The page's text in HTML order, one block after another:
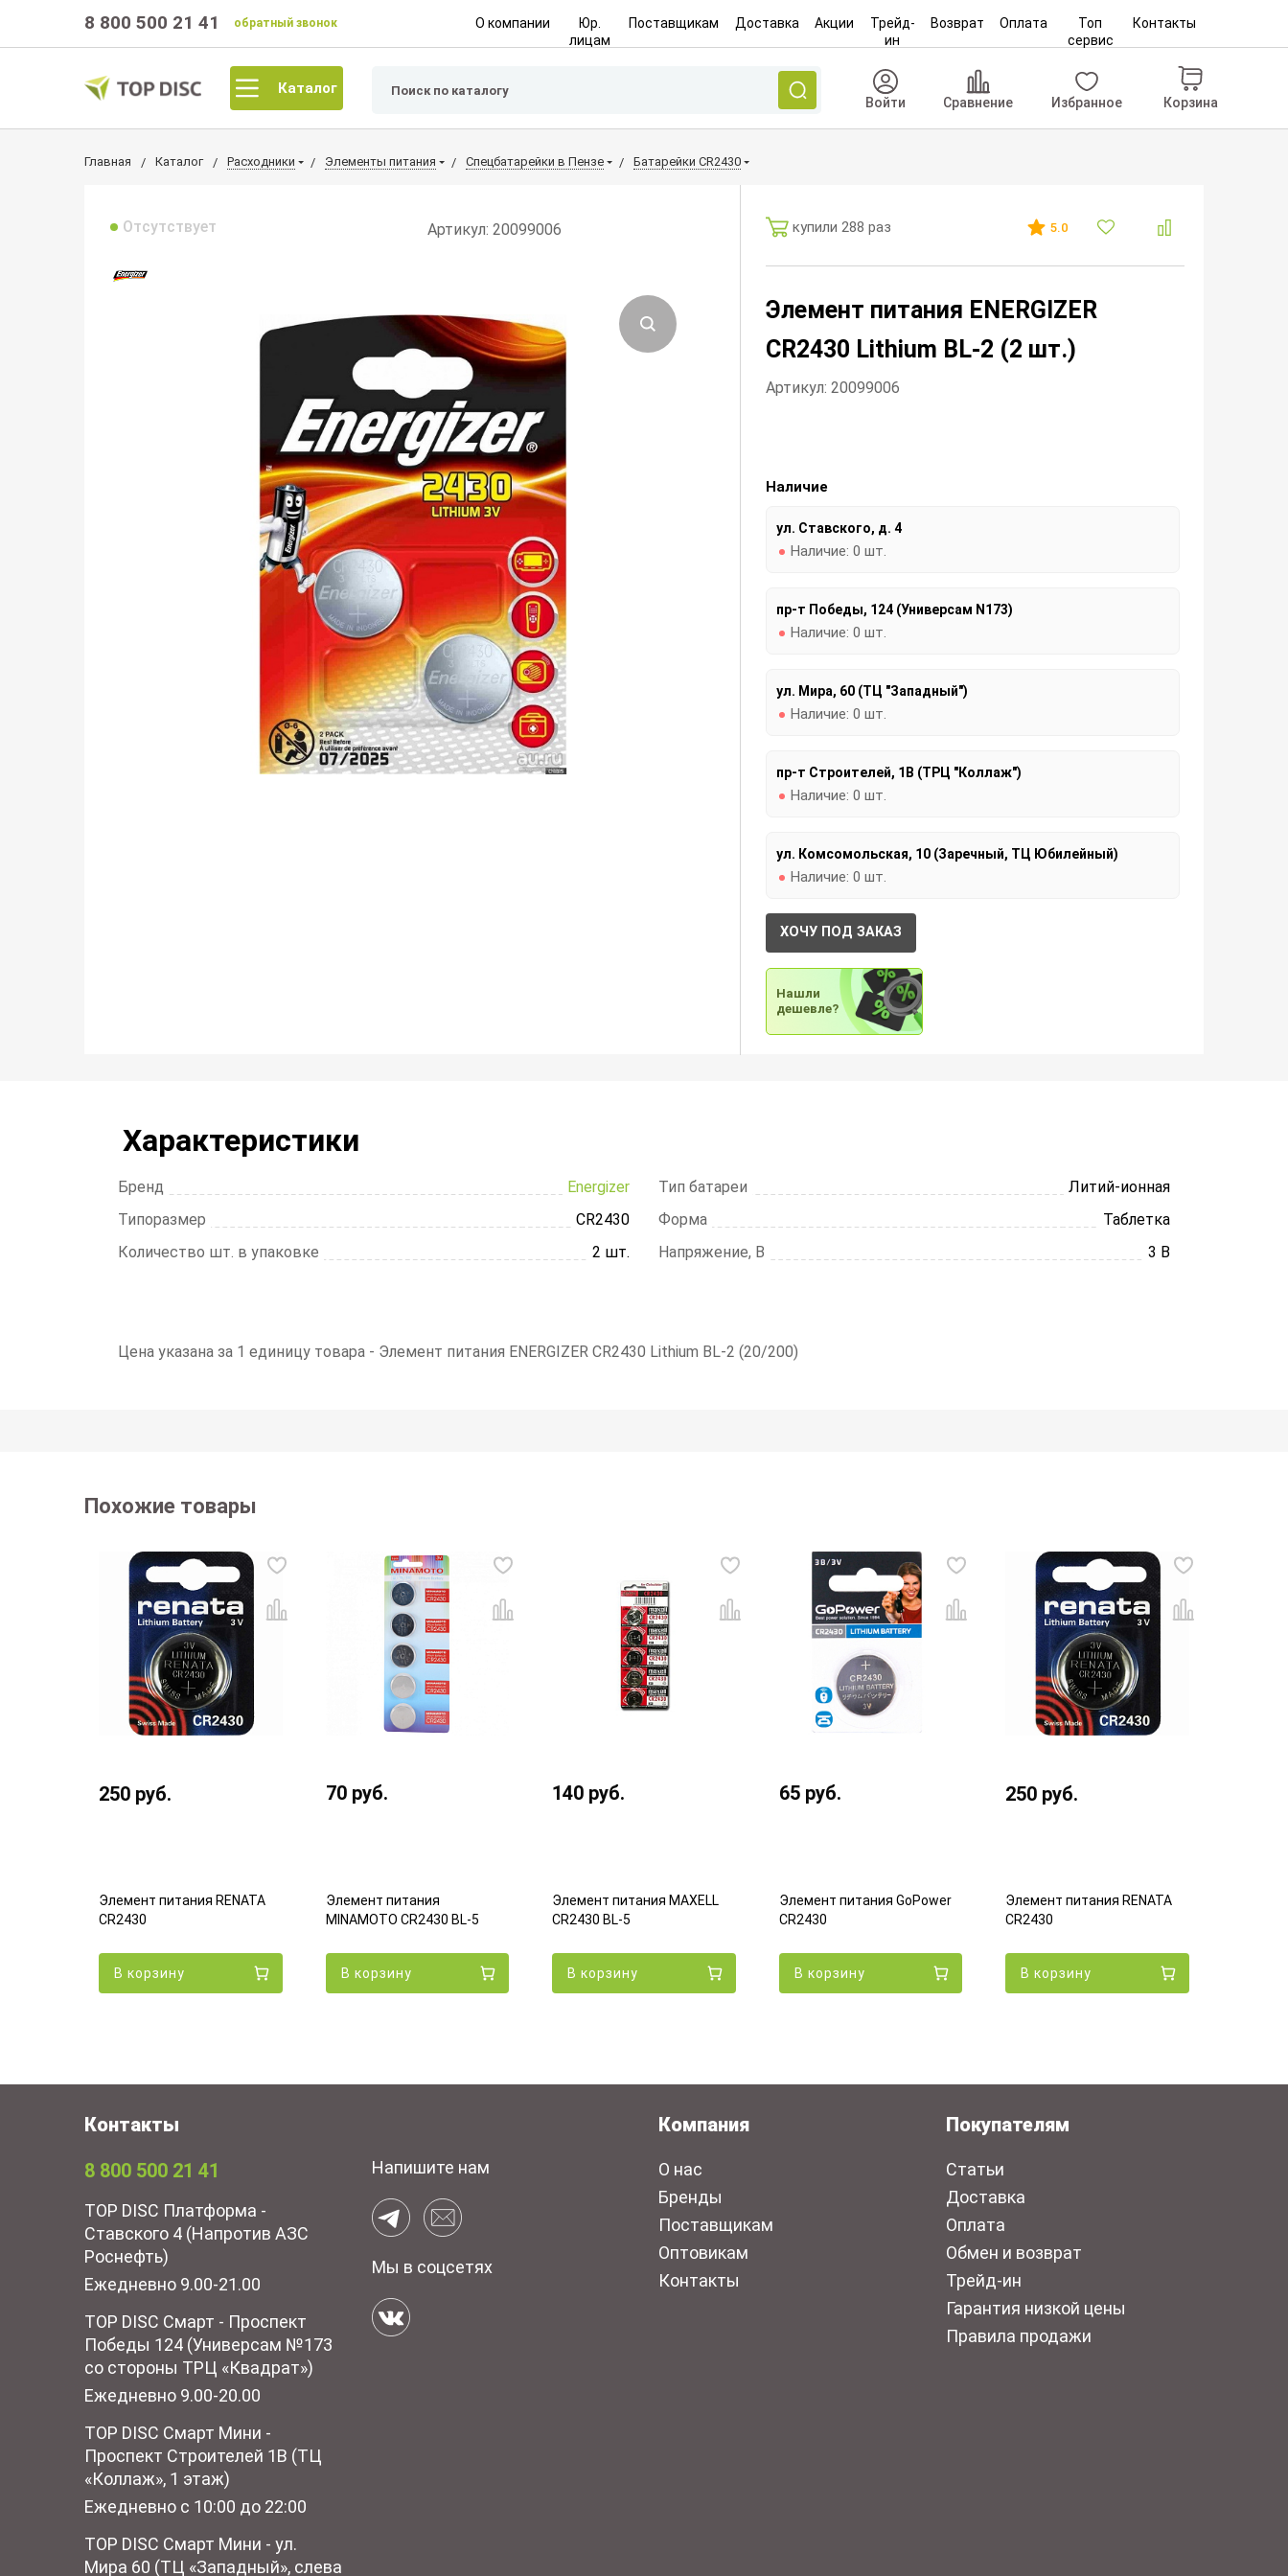
8 800 500 21 41 обратный звонок О компании
Юр.
лицам
Поставщикам Доставка Акции
Трейд-
ин
Возврат Оплата
Топ
сервис
Контакты
Каталог
Войти Сравнение Избранное Корзина
Главная Каталог Расходники Элементы питания Спецбатарейки в Пензе Батарейки CR2430
Отсутствует Артикул: 20099006 купили 288 раз 5.0
Элемент питания ENERGIZER
CR2430 Lithium BL-2 (2 шт.)
Артикул: 20099006
Наличие
ул. Ставского, д. 4
Наличие: 0 шт.
пр-т Победы, 124 (Универсам N173)
Наличие: 0 шт.
ул. Мира, 60 (ТЦ "Западный")
Наличие: 0 шт.
пр-т Строителей, 1В (ТРЦ "Коллаж")
Наличие: 0 шт.
ул. Комсомольская, 10 (Заречный, ТЦ Юбилейный)
Наличие: 0 шт.
ХОЧУ ПОД ЗАКАЗ
Нашли
дешевле?
Характеристики
Бренд Energizer Тип батареи
Литий-ионная
Типоразмер
CR2430 Форма
Таблетка
Количество шт. в упаковке
2 шт. Напряжение, В 3 В
Цена указана за 1 единицу товара - Элемент питания ENERGIZER CR2430 Lithium BL-2 (20/200)
Похожие товары
250 руб.
Элемент питания RENATA
CR2430
В корзину
70 руб.
Элемент питания
MINAMOTO CR2430 BL-5
В корзину
140 руб.
Элемент питания MAXELL
CR2430 BL-5
В корзину
65 руб.
Элемент питания GoPower
CR2430
В корзину
250 руб.
Элемент питания RENATA
CR2430
В корзину
Контакты
8 800 500 21 41
TOP DISC Платформа -
Ставского 4 (Напротив АЗС
Роснефть)
Ежедневно 9.00-21.00
TOP DISC Смарт - Проспект
Победы 124 (Универсам №173
со стороны ТРЦ «Квадрат»)
Ежедневно 9.00-20.00
TOP DISC Смарт Мини -
Проспект Строителей 1В (ТЦ
«Коллаж», 1 этаж)
Ежедневно с 10:00 до 22:00
TOP DISC Смарт Мини - ул.
Мира 60 (ТЦ «Западный», слева
Напишите нам
Мы в соцсетях
Компания
О нас
Бренды
Поставщикам
Оптовикам
Контакты
Покупателям
Статьи
Доставка
Оплата
Обмен и возврат
Трейд-ин
Гарантия низкой цены
Правила продажи